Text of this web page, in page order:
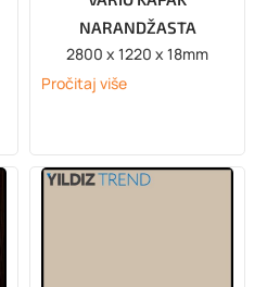
NARANDŽASTA
2800 x 1220 x 18mm
Pročitaj više